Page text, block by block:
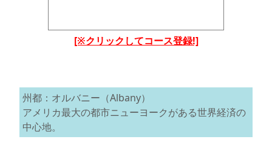
[※クリックしてコース登録!]
州都：オルバニー（Albany）
アメリカ最大の都市ニューヨークがある世界経済の
中心地。